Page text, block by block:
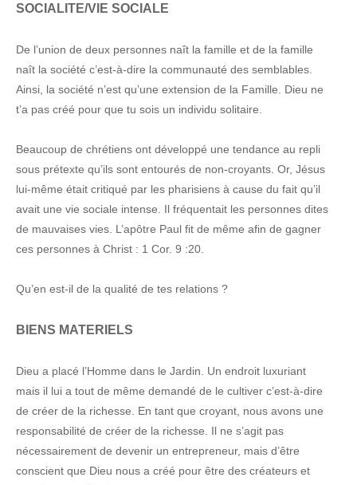
SOCIALITE/VIE SOCIALE
De l’union de deux personnes naît la famille et de la famille
naît la société c’est-à-dire la communauté des semblables.
Ainsi, la société n’est qu’une extension de la Famille. Dieu ne
t’a pas créé pour que tu sois un individu solitaire.
Beaucoup de chrétiens ont développé une tendance au repli
sous prétexte qu’ils sont entourés de non-croyants. Or, Jésus
lui-même était critiqué par les pharisiens à cause du fait qu’il
avait une vie sociale intense. Il fréquentait les personnes dites
de mauvaises vies. L’apôtre Paul fit de même afin de gagner
ces personnes à Christ : 1 Cor. 9 :20.
Qu’en est-il de la qualité de tes relations ?
BIENS MATERIELS
Dieu a placé l’Homme dans le Jardin. Un endroit luxuriant
mais il lui a tout de même demandé de le cultiver c’est-à-dire
de créer de la richesse. En tant que croyant, nous avons une
responsabilité de créer de la richesse. Il ne s’agit pas
nécessairement de devenir un entrepreneur, mais d’être
conscient que Dieu nous a créé pour être des créateurs et